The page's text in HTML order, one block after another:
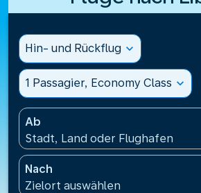
Hin- und Rückflug expand_more
1 Passagier, Economy Class expand_more
Ab
Stadt, Land oder Flughafen
Nach
Zielort auswählen